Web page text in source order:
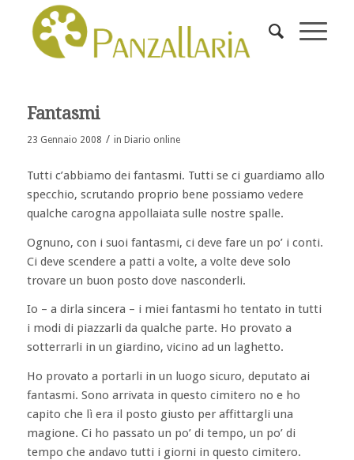
Fantasmi
23 Gennaio 2008 / in Diario online
Tutti c’abbiamo dei fantasmi. Tutti se ci guardiamo allo
specchio, scrutando proprio bene possiamo vedere
qualche carogna appollaiata sulle nostre spalle.
Ognuno, con i suoi fantasmi, ci deve fare un po’ i conti.
Ci deve scendere a patti a volte, a volte deve solo
trovare un buon posto dove nasconderli.
Io – a dirla sincera – i miei fantasmi ho tentato in tutti
i modi di piazzarli da qualche parte. Ho provato a
sotterrarli in un giardino, vicino ad un laghetto.
Ho provato a portarli in un luogo sicuro, deputato ai
fantasmi. Sono arrivata in questo cimitero no e ho
capito che lì era il posto giusto per affittargli una
magione. Ci ho passato un po’ di tempo, un po’ di
tempo che andavo tutti i giorni in questo cimitero.